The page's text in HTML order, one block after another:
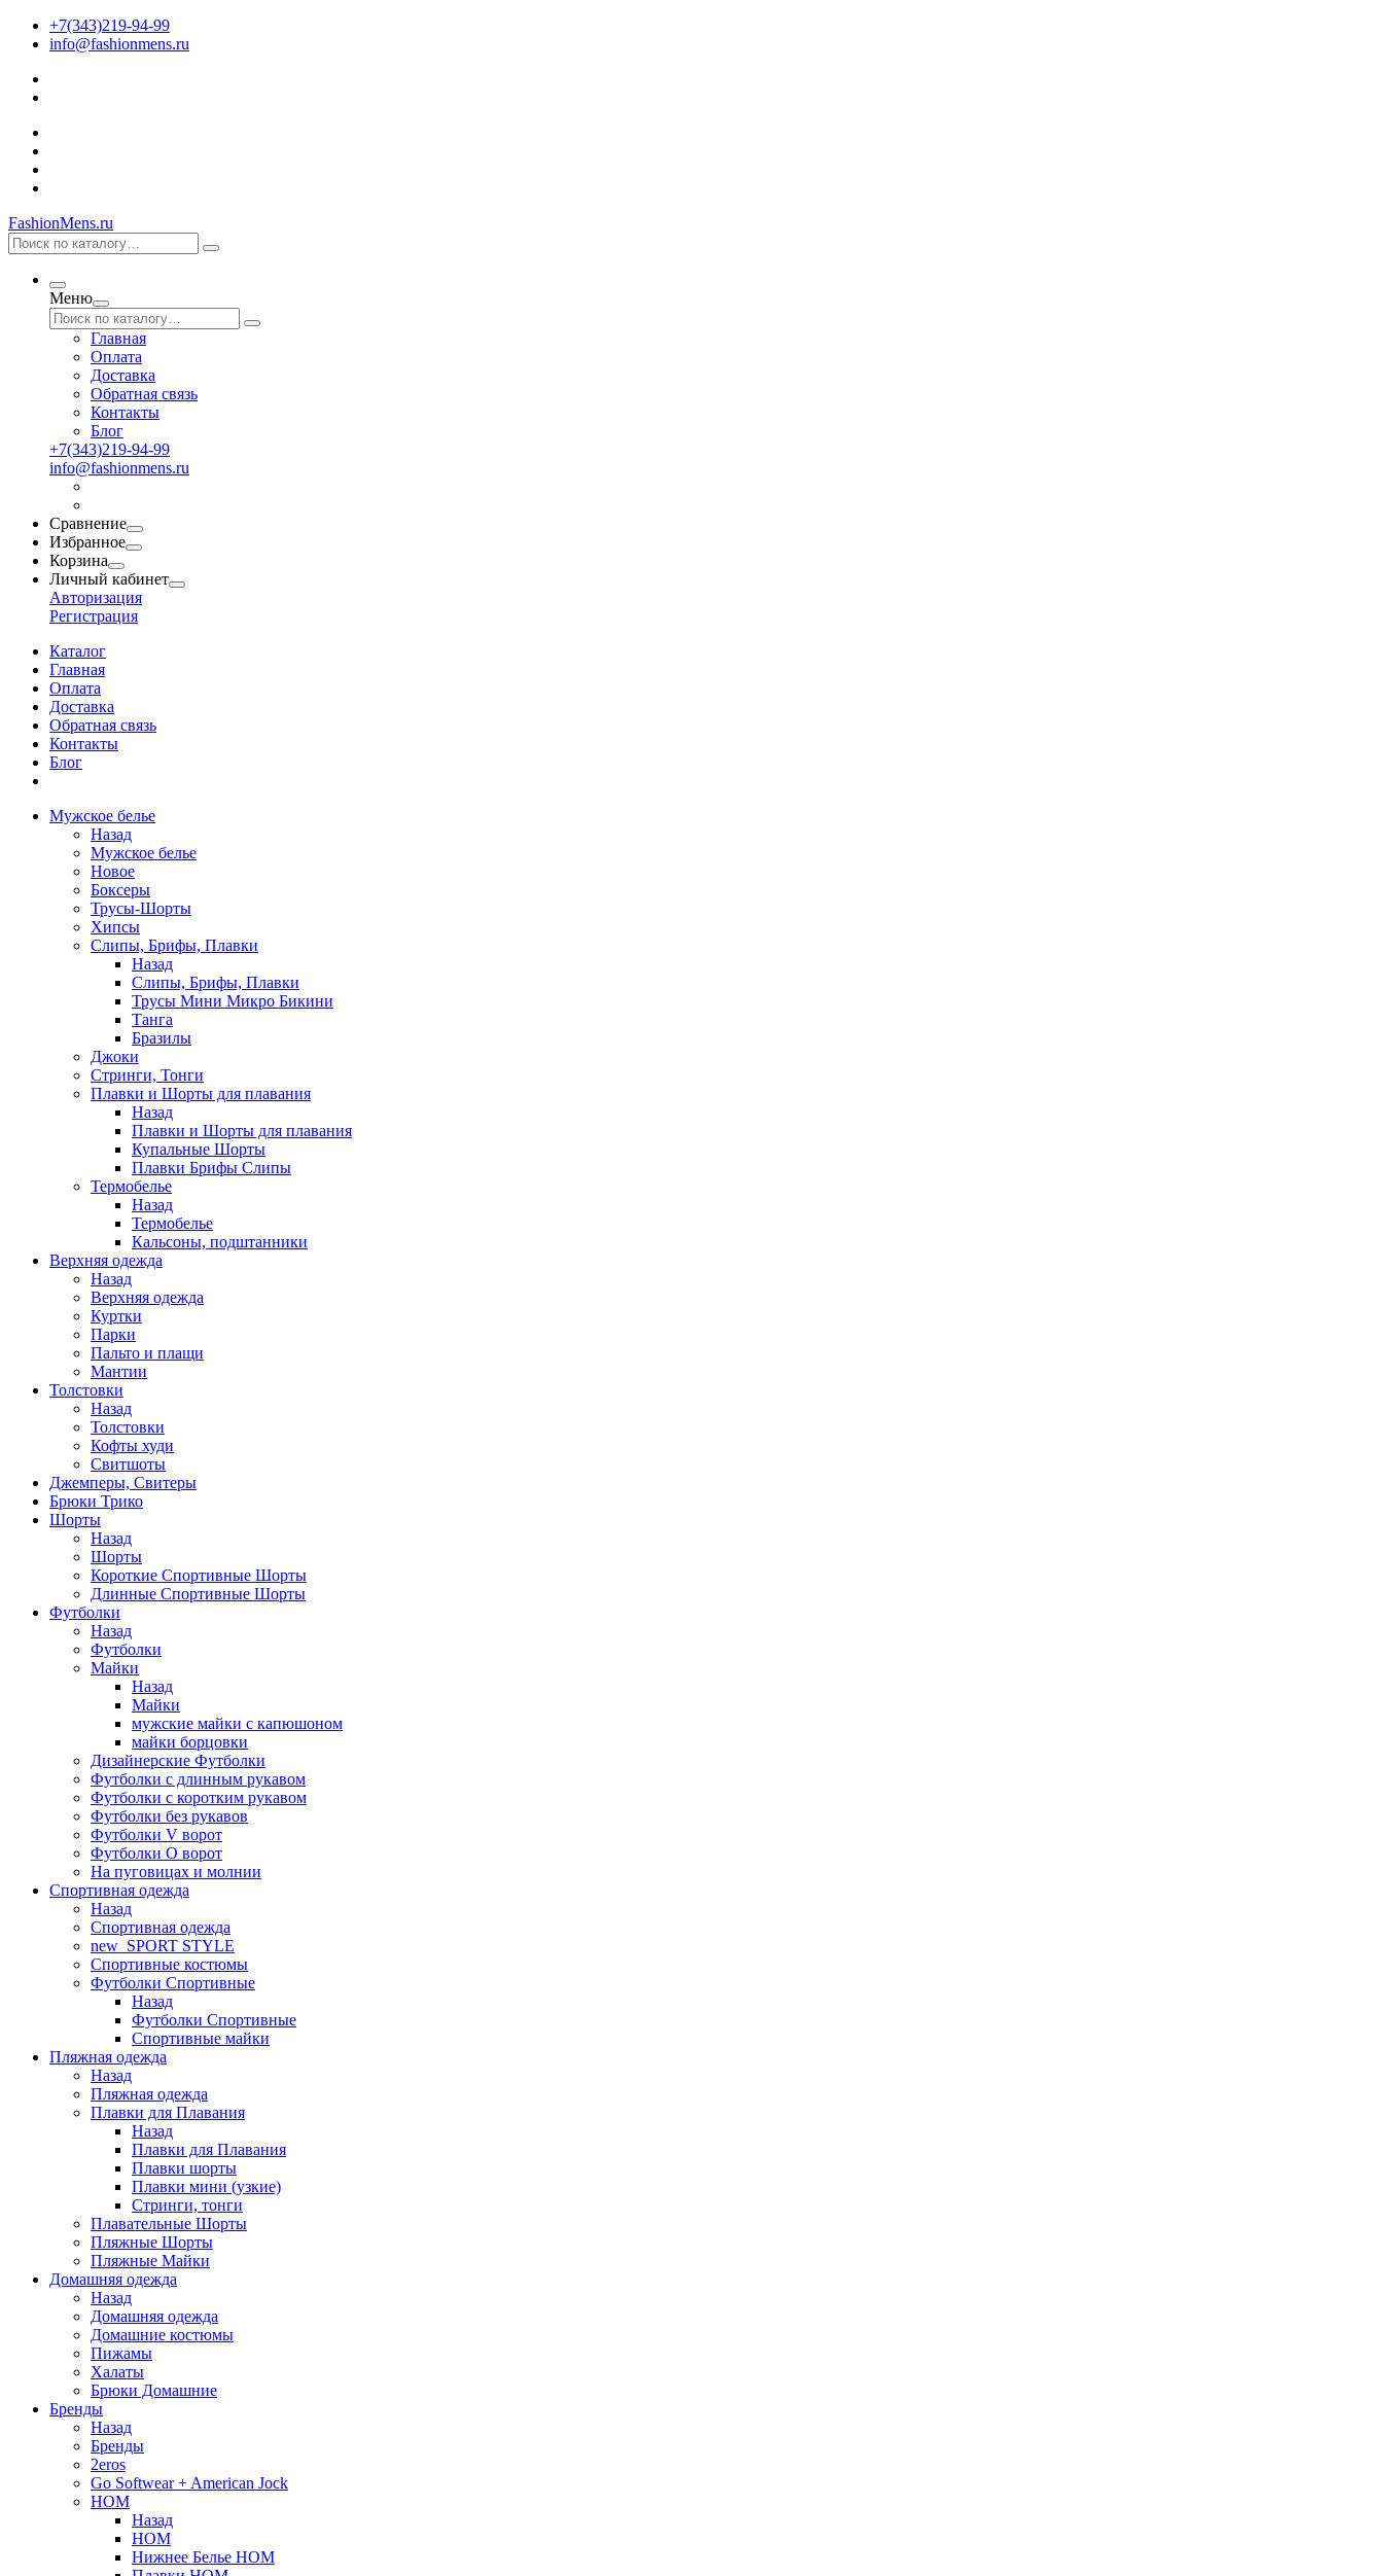
+7(343)219-94-99
info@fashionmens.ru
FashionMens.ru
Меню
Главная
Оплата
Доставка
Обратная связь
Контакты
Блог
+7(343)219-94-99
info@fashionmens.ru
Сравнение
Избранное
Корзина
Личный кабинет
Авторизация
Регистрация
Каталог
Главная
Оплата
Доставка
Обратная связь
Контакты
Блог
Мужское белье
Назад
Мужское белье
Новое
Боксеры
Трусы-Шорты
Хипсы
Слипы, Брифы, Плавки
Назад
Слипы, Брифы, Плавки
Трусы Мини Микро Бикини
Танга
Бразилы
Джоки
Стринги, Тонги
Плавки и Шорты для плавания
Назад
Плавки и Шорты для плавания
Купальные Шорты
Плавки Брифы Слипы
Термобелье
Назад
Термобелье
Кальсоны, подштанники
Верхняя одежда
Назад
Верхняя одежда
Куртки
Парки
Пальто и плащи
Мантии
Толстовки
Назад
Толстовки
Кофты худи
Свитшоты
Джемперы, Свитеры
Брюки Трико
Шорты
Назад
Шорты
Короткие Спортивные Шорты
Длинные Спортивные Шорты
Футболки
Назад
Футболки
Майки
Назад
Майки
мужские майки с капюшоном
майки борцовки
Дизайнерские Футболки
Футболки с длинным рукавом
Футболки с коротким рукавом
Футболки без рукавов
Футболки V ворот
Футболки O ворот
На пуговицах и молнии
Спортивная одежда
Назад
Спортивная одежда
new_SPORT STYLE
Спортивные костюмы
Футболки Спортивные
Назад
Футболки Спортивные
Спортивные майки
Пляжная одежда
Назад
Пляжная одежда
Плавки для Плавания
Назад
Плавки для Плавания
Плавки шорты
Плавки мини (узкие)
Стринги, тонги
Плавательные Шорты
Пляжные Шорты
Пляжные Майки
Домашняя одежда
Назад
Домашняя одежда
Домашние костюмы
Пижамы
Халаты
Брюки Домашние
Бренды
Назад
Бренды
2eros
Go Softwear + American Jock
HOM
Назад
HOM
Нижнее Белье HOM